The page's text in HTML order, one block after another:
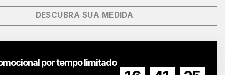
DESCUBRA SUA MEDIDA
por tempo limitado